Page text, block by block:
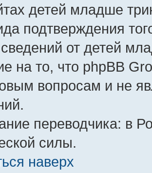
детей младше
подтверждения
от детей
на то, что phpBB
вопросам и не
переводчика: в
силы.
наверх